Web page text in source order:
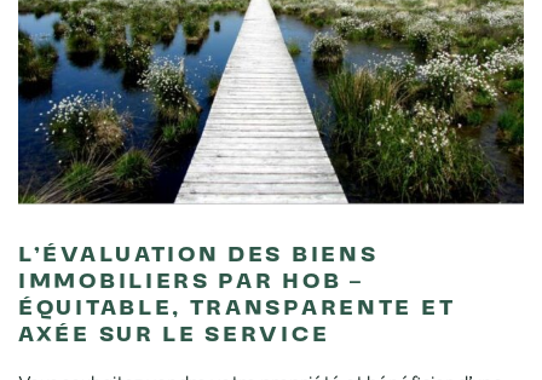
L’ÉVALUATION DES BIENS
IMMOBILIERS PAR HOB –
ÉQUITABLE, TRANSPARENTE ET
AXÉE SUR LE SERVICE